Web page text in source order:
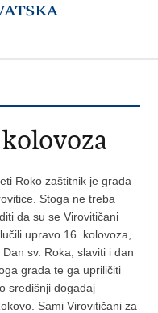
Roko zaštitnik je grada
Stoga ne treba
da su se Virovitičani
upravo 16. kolovoza,
Dan sv. Roka, slaviti i dan
grada te ga upriličiti
središnji događaj
Sami Virovitičani za